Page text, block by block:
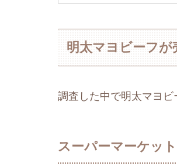
明太マヨビーフ
調査した中で明太マヨビ
スーパーマーケッ